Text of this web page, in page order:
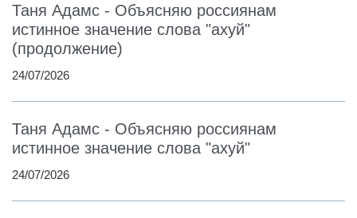
Таня Адамс - Объясняю россиянам
истинное значение слова "ахуй"
(продолжение)
24/07/2026
Таня Адамс - Объясняю россиянам
истинное значение слова "ахуй"
24/07/2026